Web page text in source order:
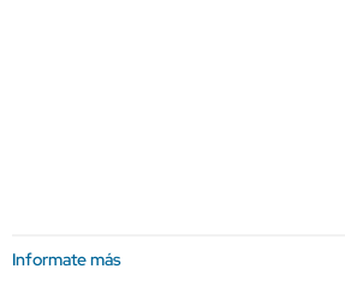
Informate más